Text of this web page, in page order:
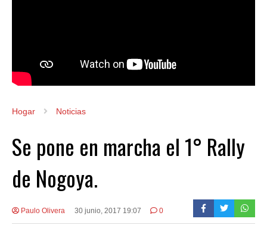
Hogar Noticias
Se pone en marcha el 1° Rally
de Nogoya.
Paulo Olivera 30 junio, 2017 19:07 0